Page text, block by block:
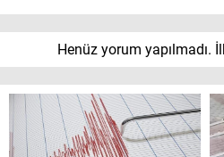
Henüz yorum yapılmadı.